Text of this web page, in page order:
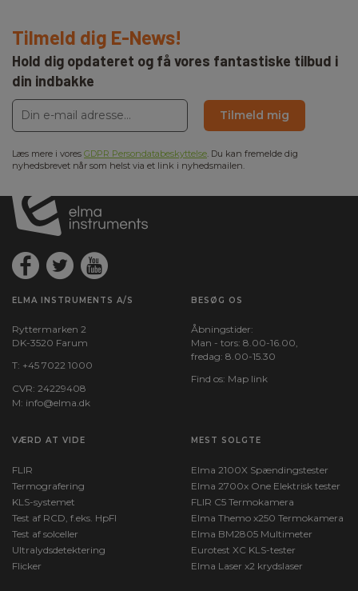
Tilmeld dig E-News!
Hold dig opdateret og få vores fantastiske tilbud i
din indbakke
Tilmeld mig
Læs mere i vores GDPR Persondatabeskyttelse. Du kan fremelde dig
nyhedsbrevet når som helst via et link i nyhedsmailen.
ELMA INSTRUMENTS A/S
Ryttermarken 2
DK-3520 Farum
T: +45 7022 1000
CVR: 24229408
M: info@elma.dk
BESØG OS
Åbningstider:
Man - tors: 8.00-16.00,
fredag: 8.00-15.30
Find os: Map link
VÆRD AT VIDE
FLIR
Termografering
KLS-systemet
Test af RCD, f.eks. HpFI
Test af solceller
Ultralydsdetektering
Flicker
MEST SOLGTE
Elma 2100X Spændingstester
Elma 2700x One Elektrisk tester
FLIR C5 Termokamera
Elma Themo x250 Termokamera
Elma BM2805 Multimeter
Eurotest XC KLS-tester
Elma Laser x2 krydslaser